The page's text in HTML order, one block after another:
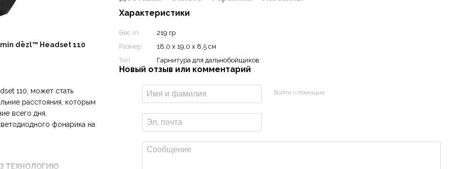
dēzl™ Headset 110
110, может стать
расстояния, которым
всего дня,
фонарика на
ТЕХНОЛОГИЮ
Характеристики
Вес (г)
219 гр
Размер
18,0 x 19,0 x 8,5 см
Тип
Гарнитура для дальнобойщиков
Новый отзыв или комментарий
Войти с помощью